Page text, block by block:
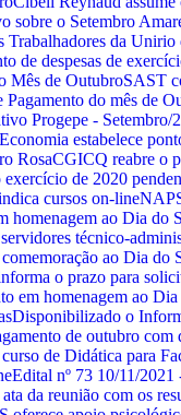
sobre o Setembro
Trabalhadores da
de despesas de
Mês de OutubroSAST
do mês de
Progepe - Setembro/
estabelece
RosaCGICQ reabre o
de 2020
cursos on-line
homenagem ao Dia do
técnico-
ao Dia
o prazo para
em homenagem ao
Disponibilizado o
de outubro com
de Didática para
Edital nº 73 10/11/
da reunião com os